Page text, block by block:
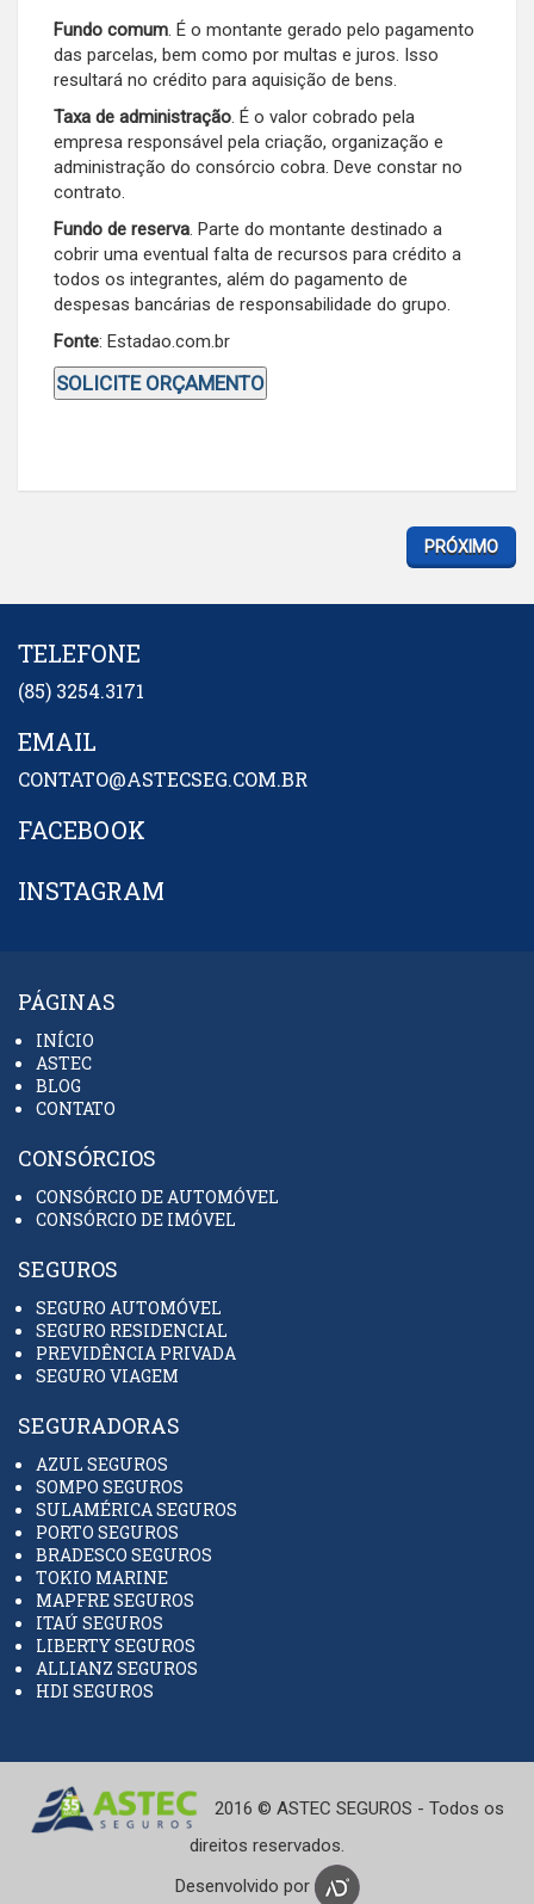
Fundo comum. É o montante gerado pelo pagamento
das parcelas, bem como por multas e juros. Isso
resultará no crédito para aquisição de bens.
Taxa de administração. É o valor cobrado pela
empresa responsável pela criação, organização e
administração do consórcio cobra. Deve constar no
contrato.
Fundo de reserva. Parte do montante destinado a
cobrir uma eventual falta de recursos para crédito a
todos os integrantes, além do pagamento de
despesas bancárias de responsabilidade do grupo.
Fonte: Estadao.com.br
SOLICITE ORÇAMENTO
PRÓXIMO
TELEFONE
(85) 3254.3171
EMAIL
CONTATO@ASTECSEG.COM.BR
FACEBOOK
INSTAGRAM
PÁGINAS
INÍCIO
ASTEC
BLOG
CONTATO
CONSÓRCIOS
CONSÓRCIO DE AUTOMÓVEL
CONSÓRCIO DE IMÓVEL
SEGUROS
SEGURO AUTOMÓVEL
SEGURO RESIDENCIAL
PREVIDÊNCIA PRIVADA
SEGURO VIAGEM
SEGURADORAS
AZUL SEGUROS
SOMPO SEGUROS
SULAMÉRICA SEGUROS
PORTO SEGUROS
BRADESCO SEGUROS
TOKIO MARINE
MAPFRE SEGUROS
ITAÚ SEGUROS
LIBERTY SEGUROS
ALLIANZ SEGUROS
HDI SEGUROS
2016 © ASTEC SEGUROS - Todos os
direitos reservados.
Desenvolvido por